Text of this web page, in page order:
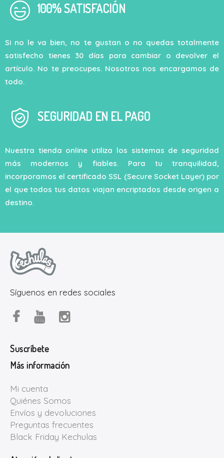
100% SATISFACIÓN
Si no le va bien, no te gustan o no quedas totalmente
satisfecho tienes 30 días para cambiar o devolver el
artículo. No te preocupes. Nosotros nos encargamos de
todo.
SEGURIDAD EN EL PAGO
Nuestra tienda online utiliza los sistemas de seguridad
más modernos y fiables. Para tu tranquilidad,
incorporamos el certificado SSL (Secure Socket Layer) por
el que todos tus datos viajan encriptados desde origen a
destino.
Síguenos en redes sociales
Suscríbete
Más información
Mi cuenta
Quiénes Somos
Envíos y devoluciones
Preguntas frecuentes
Black Friday Kechulas